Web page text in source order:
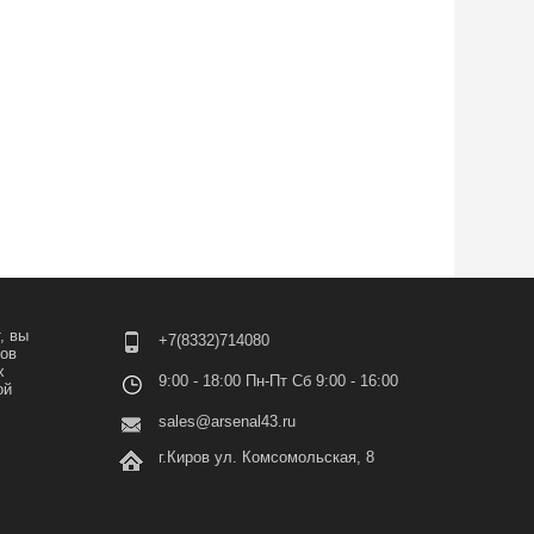
вы
+7(8332)714080
9:00 - 18:00 Пн-Пт Сб 9:00 - 16:00
sales@arsenal43.ru
г.Киров ул. Комсомольская, 8